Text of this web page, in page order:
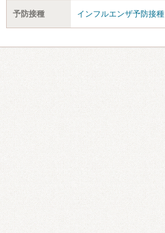
予防接種 インフルエンザ予防接種